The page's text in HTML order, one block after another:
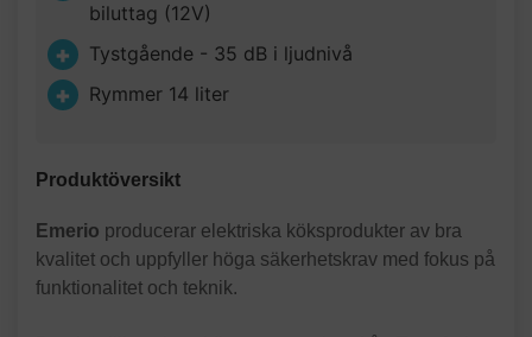
biluttag (12V)
Tystgående - 35 dB i ljudnivå
Rymmer 14 liter
Produktöversikt
Emerio producerar elektriska köksprodukter av bra
kvalitet och uppfyller höga säkerhetskrav med fokus på
funktionalitet och teknik.